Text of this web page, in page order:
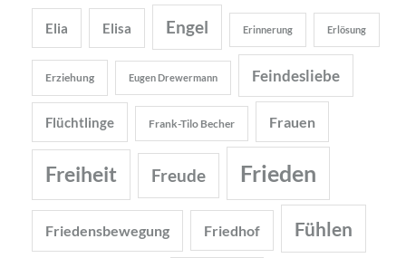
Elia Elisa Engel Erinnerung Erlösung
Erziehung Eugen Drewermann Feindesliebe
Flüchtlinge Frank-Tilo Becher Frauen
Freiheit Freude Frieden
Friedensbewegung Friedhof Fühlen